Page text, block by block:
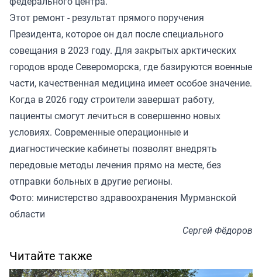
Этот ремонт - результат прямого поручения
Президента, которое он дал после специального
совещания в 2023 году. Для закрытых арктических
городов вроде Североморска, где базируются военные
части, качественная медицина имеет особое значение.
Когда в 2026 году строители завершат работу,
пациенты смогут лечиться в совершенно новых
условиях. Современные операционные и
диагностические кабинеты позволят внедрять
передовые методы лечения прямо на месте, без
отправки больных в другие регионы.
Фото: министерство здравоохранения Мурманской
области
Сергей Фёдоров
Читайте также